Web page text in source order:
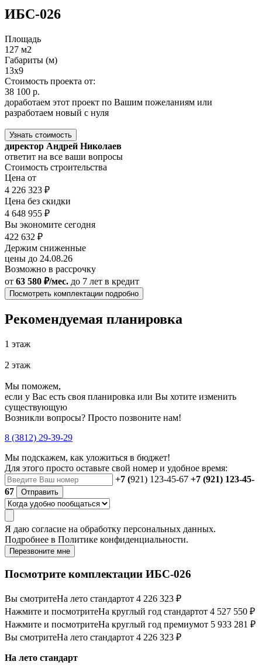
ИБС-026
Площадь
127 м2
Габариты (м)
13x9
Стоимость проекта от:
38 100 р.
доработаем этот проект по Вашим пожеланиям или
разработаем новый с нуля
Узнать стоимость
директор Андрей Николаев
ответит на все ваши вопросы
Стоимость строительства
Цена от
4 226 323 ₽
Цена без скидки
4 648 955 ₽
Вы экономите сегодня
422 632 ₽
Держим сниженные
цены до 24.08.26
Возможно в рассрочку
от 63 580 ₽/мес. до 7 лет в кредит
Посмотреть комплектации подробно
Рекомендуемая планировка
1 этаж
2 этаж
Мы поможем,
если у Вас есть своя планировка или Вы хотите изменить
существующую
Возникли вопросы? Просто позвоните нам!
8 (3812) 29-39-29
Мы подскажем, как уложиться в бюджет!
Для этого просто оставьте свой номер и удобное время:
+7 (921) 123-45-67 +7 (921) 123-45-
67
Отправить
Я даю согласие на обработку персональных данных.
Подробнее в Политике конфиденциальности.
Перезвоните мне
Посмотрите комплектации ИБС-026
Вы смотритеНа лето стандартот 4 226 323 ₽
Нажмите и посмотритеНа круглый год стандартот 4 527 550 ₽
Нажмите и посмотритеНа круглый год премиумот 5 933 281 ₽
Вы смотритеНа лето стандартот 4 226 323 ₽
На лето стандарт